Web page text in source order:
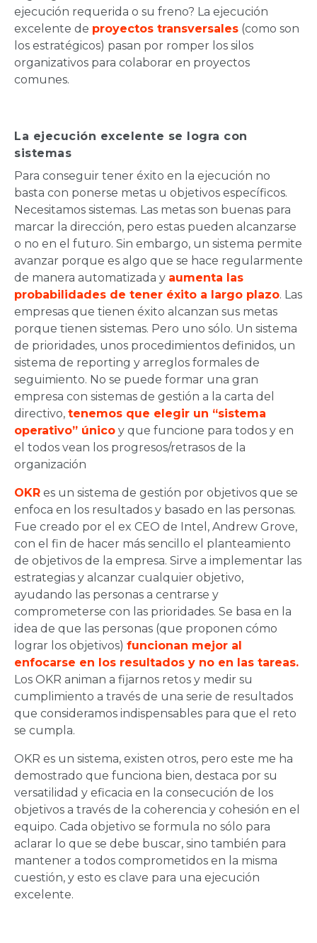
ejecución requerida o su freno? La ejecución
excelente de proyectos transversales (como son
los estratégicos) pasan por romper los silos
organizativos para colaborar en proyectos
comunes.
La ejecución excelente se logra con
sistemas
Para conseguir tener éxito en la ejecución no
basta con ponerse metas u objetivos específicos.
Necesitamos sistemas. Las metas son buenas para
marcar la dirección, pero estas pueden alcanzarse
o no en el futuro. Sin embargo, un sistema permite
avanzar porque es algo que se hace regularmente
de manera automatizada y aumenta las
probabilidades de tener éxito a largo plazo. Las
empresas que tienen éxito alcanzan sus metas
porque tienen sistemas. Pero uno sólo. Un sistema
de prioridades, unos procedimientos definidos, un
sistema de reporting y arreglos formales de
seguimiento. No se puede formar una gran
empresa con sistemas de gestión a la carta del
directivo, tenemos que elegir un “sistema
operativo” único y que funcione para todos y en
el todos vean los progresos/retrasos de la
organización
OKR es un sistema de gestión por objetivos que se
enfoca en los resultados y basado en las personas.
Fue creado por el ex CEO de Intel, Andrew Grove,
con el fin de hacer más sencillo el planteamiento
de objetivos de la empresa. Sirve a implementar las
estrategias y alcanzar cualquier objetivo,
ayudando las personas a centrarse y
comprometerse con las prioridades. Se basa en la
idea de que las personas (que proponen cómo
lograr los objetivos) funcionan mejor al
enfocarse en los resultados y no en las tareas.
Los OKR animan a fijarnos retos y medir su
cumplimiento a través de una serie de resultados
que consideramos indispensables para que el reto
se cumpla.
OKR es un sistema, existen otros, pero este me ha
demostrado que funciona bien, destaca por su
versatilidad y eficacia en la consecución de los
objetivos a través de la coherencia y cohesión en el
equipo. Cada objetivo se formula no sólo para
aclarar lo que se debe buscar, sino también para
mantener a todos comprometidos en la misma
cuestión, y esto es clave para una ejecución
excelente.